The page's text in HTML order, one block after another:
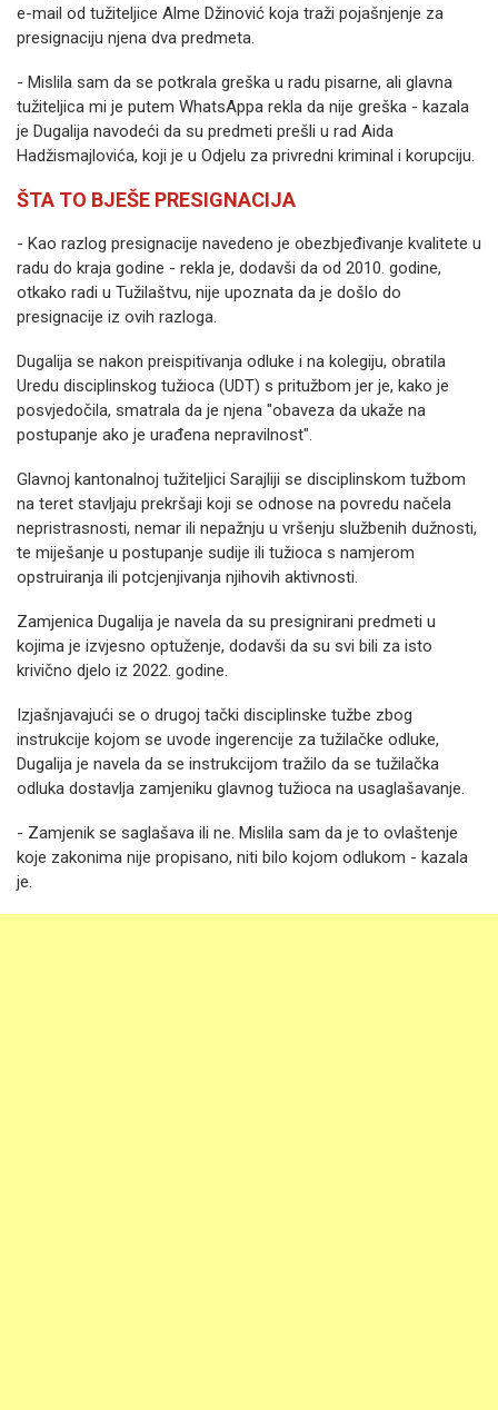
e-mail od tužiteljice Alme Džinović koja traži pojašnjenje za
presignaciju njena dva predmeta.
- Mislila sam da se potkrala greška u radu pisarne, ali glavna
tužiteljica mi je putem WhatsAppa rekla da nije greška - kazala
je Dugalija navodeći da su predmeti prešli u rad Aida
Hadžismajlovića, koji je u Odjelu za privredni kriminal i korupciju.
ŠTA TO BJEŠE PRESIGNACIJA
- Kao razlog presignacije navedeno je obezbjeđivanje kvalitete u
radu do kraja godine - rekla je, dodavši da od 2010. godine,
otkako radi u Tužilaštvu, nije upoznata da je došlo do
presignacije iz ovih razloga.
Dugalija se nakon preispitivanja odluke i na kolegiju, obratila
Uredu disciplinskog tužioca (UDT) s pritužbom jer je, kako je
posvjedočila, smatrala da je njena "obaveza da ukaže na
postupanje ako je urađena nepravilnost".
Glavnoj kantonalnoj tužiteljici Sarajliji se disciplinskom tužbom
na teret stavljaju prekršaji koji se odnose na povredu načela
nepristrasnosti, nemar ili nepažnju u vršenju službenih dužnosti,
te miješanje u postupanje sudije ili tužioca s namjerom
opstruiranja ili potcjenjivanja njihovih aktivnosti.
Zamjenica Dugalija je navela da su presignirani predmeti u
kojima je izvjesno optuženje, dodavši da su svi bili za isto
krivično djelo iz 2022. godine.
Izjašnjavajući se o drugoj tački disciplinske tužbe zbog
instrukcije kojom se uvode ingerencije za tužilačke odluke,
Dugalija je navela da se instrukcijom tražilo da se tužilačka
odluka dostavlja zamjeniku glavnog tužioca na usaglašavanje.
- Zamjenik se saglašava ili ne. Mislila sam da je to ovlaštenje
koje zakonima nije propisano, niti bilo kojom odlukom - kazala
je.